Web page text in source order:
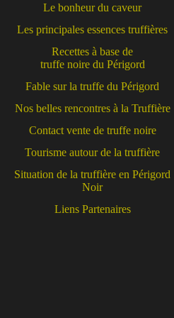
Le bonheur du caveur
Les principales essences truffières
Recettes à base de
truffe noire du Périgord
Fable sur la truffe du Périgord
Nos belles rencontres à la Truffière
Contact vente de truffe noire
Tourisme autour de la truffière
Situation de la truffière en Périgord
Noir
Liens Partenaires